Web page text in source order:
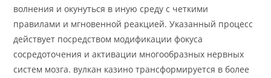
волнения и окунуться в иную среду с четкими
правилами и мгновенной реакцией. Указанный процесс
действует посредством модификации фокуса
сосредоточения и активации многообразных нервных
систем мозга. вулкан казино трансформируется в более